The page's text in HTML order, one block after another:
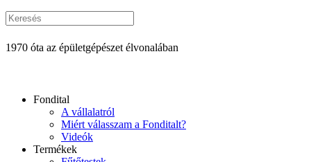
1970 óta az épületgépészet élvonalában
Fondital
A vállalatról
Miért válasszam a Fonditalt?
Videók
Termékek